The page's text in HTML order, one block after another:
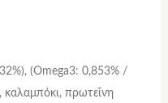
(Omega3: 0,853% /
πρωτεΐνη